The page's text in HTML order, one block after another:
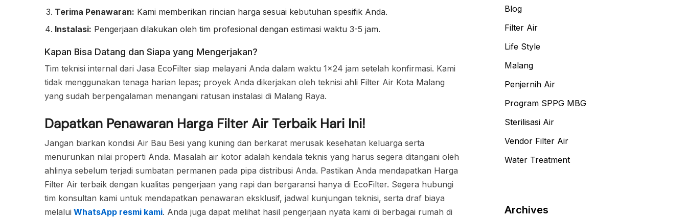
Terima Penawaran: Kami memberikan rincian harga sesuai kebutuhan spesifik Anda.
Instalasi: Pengerjaan dilakukan oleh tim profesional dengan estimasi waktu 3-5 jam.
Kapan Bisa Datang dan Siapa yang Mengerjakan?
Tim teknisi internal dari Jasa EcoFilter siap melayani Anda dalam waktu 1×24 jam setelah konfirmasi. Kami
tidak menggunakan tenaga harian lepas; proyek Anda dikerjakan oleh teknisi ahli Filter Air Kota Malang
yang sudah berpengalaman menangani ratusan instalasi di Malang Raya.
Dapatkan Penawaran Harga Filter Air Terbaik Hari Ini!
Jangan biarkan kondisi Air Bau Besi yang kuning dan berkarat merusak kesehatan keluarga serta
menurunkan nilai properti Anda. Masalah air kotor adalah kendala teknis yang harus segera ditangani oleh
ahlinya sebelum terjadi sumbatan permanen pada pipa distribusi Anda. Pastikan Anda mendapatkan Harga
Filter Air terbaik dengan kualitas pengerjaan yang rapi dan bergaransi hanya di EcoFilter. Segera hubungi
tim konsultan kami untuk mendapatkan penawaran eksklusif, jadwal kunjungan teknisi, serta draf biaya
melalui WhatsApp resmi kami. Anda juga dapat melihat hasil pengerjaan nyata kami di berbagai rumah di
Blog
Filter Air
Life Style
Malang
Penjernih Air
Program SPPG MBG
Sterilisasi Air
Vendor Filter Air
Water Treatment
Archives